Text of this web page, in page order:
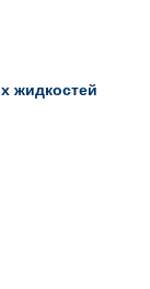
жидкостей